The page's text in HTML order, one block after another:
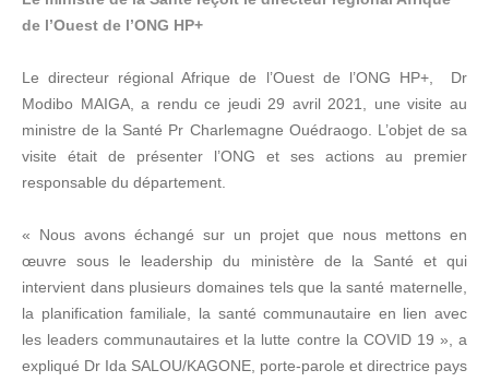
de l’Ouest de l’ONG HP+
Le directeur régional Afrique de l’Ouest de l’ONG HP+, Dr
Modibo MAIGA,
a rendu ce jeudi 29 avril 2021, une visite au
ministre de la Santé Pr Charlemagne Ouédraogo. L’objet de sa
visite était de présenter l’ONG et ses actions au premier
responsable du département.
« Nous avons échangé sur un projet que nous mettons en
œuvre sous le leadership du ministère de la Santé et qui
intervient dans plusieurs domaines tels que la santé maternelle,
la planification familiale, la santé communautaire en lien avec
les leaders communautaires et la lutte contre la COVID 19 », a
expliqué Dr Ida SALOU/KAGONE, porte-parole et directrice pays